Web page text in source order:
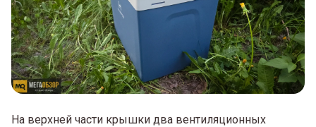
На верхней части крышки два вентиляционных